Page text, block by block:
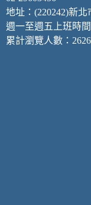
地址：(220242)新
週一至週五上班時
累計瀏覽人數：